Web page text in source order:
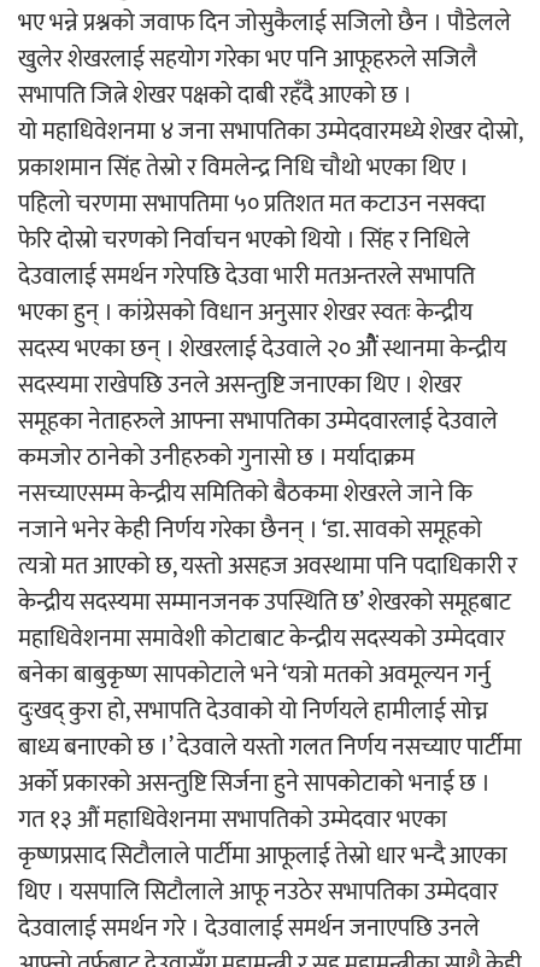
‘दुर्गा’ निर्माण गर्दै सम्राट
चलचित्र ‘माया भनेकै यस्तो होला’को शीर्ष गीत
सार्वजनिक
भए भन्ने प्रश्नको जवाफ दिन जोसुकैलाई सजिलो छैन । पौडेलले
खुलेर शेखरलाई सहयोग गरेका भए पनि आफूहरुले सजिलै
सभापति जित्ने शेखर पक्षको दाबी रहँदै आएको छ ।
यो महाधिवेशनमा ४ जना सभापतिका उम्मेदवारमध्ये शेखर दोस्रो,
प्रकाशमान सिंह तेस्रो र विमलेन्द्र निधि चौथो भएका थिए ।
पहिलो चरणमा सभापतिमा ५० प्रतिशत मत कटाउन नसक्दा
फेरि दोस्रो चरणको निर्वाचन भएको थियो । सिंह र निधिले
देउवालाई समर्थन गरेपछि देउवा भारी मतअन्तरले सभापति
भएका हुन् । कांग्रेसको विधान अनुसार शेखर स्वतः केन्द्रीय
सदस्य भएका छन् । शेखरलाई देउवाले २० औैं स्थानमा केन्द्रीय
सदस्यमा राखेपछि उनले असन्तुष्टि जनाएका थिए । शेखर
समूहका नेताहरुले आफ्ना सभापतिका उम्मेदवारलाई देउवाले
कमजोर ठानेको उनीहरुको गुनासो छ । मर्यादाक्रम
नसच्याएसम्म केन्द्रीय समितिको बैठकमा शेखरले जाने कि
नजाने भनेर केही निर्णय गरेका छैनन् । ‘डा. सावको समूहको
त्यत्रो मत आएको छ, यस्तो असहज अवस्थामा पनि पदाधिकारी र
केन्द्रीय सदस्यमा सम्मानजनक उपस्थिति छ’ शेखरको समूहबाट
महाधिवेशनमा समावेशी कोटाबाट केन्द्रीय सदस्यको उम्मेदवार
बनेका बाबुकृष्ण सापकोटाले भने ‘यत्रो मतको अवमूल्यन गर्नु
दुःखद् कुरा हो, सभापति देउवाको यो निर्णयले हामीलाई सोच्न
बाध्य बनाएको छ ।’ देउवाले यस्तो गलत निर्णय नसच्याए पार्टीमा
अर्को प्रकारको असन्तुष्टि सिर्जना हुने सापकोटाको भनाई छ ।
गत १३ औं महाधिवेशनमा सभापतिको उम्मेदवार भएका
कृष्णप्रसाद सिटौलाले पार्टीमा आफूलाई तेस्रो धार भन्दै आएका
थिए । यसपालि सिटौलाले आफू नउठेर सभापतिका उम्मेदवार
देउवालाई समर्थन गरे । देउवालाई समर्थन जनाएपछि उनले